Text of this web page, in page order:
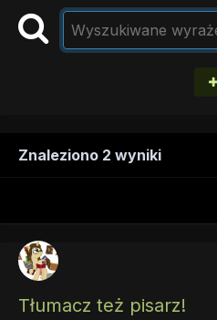
Znaleziono 2 wyniki
Tłumacz też pisarz!